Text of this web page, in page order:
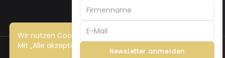
©2026 Bautoo - Alle Rechte vorbehalten
Newsletter anmelden
Wir nutzen Cookies, um Ihre Erfahrung zu verbessern.
Mit „Alle akzeptieren“ stimmen Sie der Nutzung zu.